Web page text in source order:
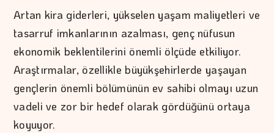
Artan kira giderleri, yükselen yaşam maliyetleri ve
tasarruf imkanlarının azalması, genç nüfusun
ekonomik beklentilerini önemli ölçüde etkiliyor.
Araştırmalar, özellikle büyükşehirlerde yaşayan
gençlerin önemli bölümünün ev sahibi olmayı uzun
vadeli ve zor bir hedef olarak gördüğünü ortaya
koyuyor.